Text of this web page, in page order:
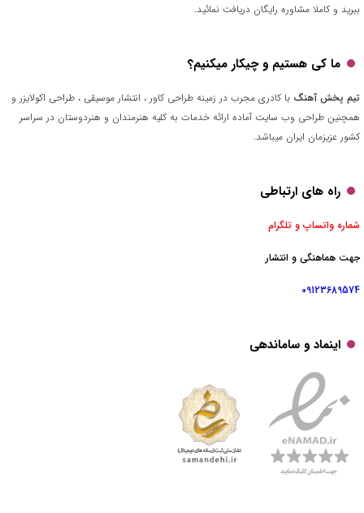
ببرید و کاملا مشاوره رایگان دریافت نمائید.
ما کی هستیم و چیکار میکنیم؟
تیم پخش آهنگ با کادری مجرب در زمینه طراحی کاور ، انتشار موسیقی ، طراحی اکولایزر و
همچنین طراحی وب سایت آماده ارائه خدمات به کلیه هنرمندان و هنردوستان در سراسر
کشور عزیزمان ایران میباشد.
راه های ارتباطی
شماره واتساپ و تلگرام
جهت هماهنگی و انتشار
09123689574
اینماد و ساماندهی